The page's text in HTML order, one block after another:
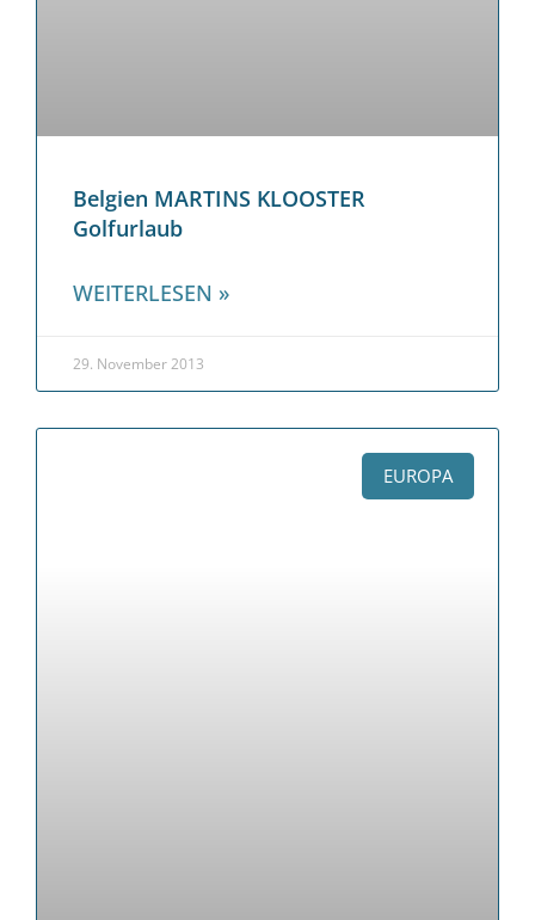
Belgien MARTINS KLOOSTER
Golfurlaub
WEITERLESEN »
29. November 2013
EUROPA